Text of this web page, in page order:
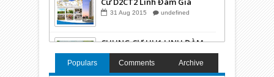
Hợp Lý Nhất
31 Aug 2015 undefined
CHUNG CƯ HH1 LINH ĐÀM -
CĂN HỘ GIÁ RẺ NHẤT THỊ
TRƯỜNG
Sep 2014 undefined
Populars Comments Archive